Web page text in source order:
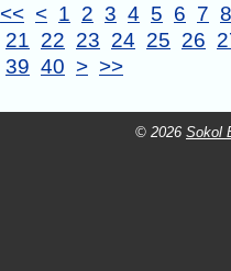
<< < 1 2 3 4 5 6 7 8
21 22 23 24 25 26
39 40 > >>
© 2026 Sokol